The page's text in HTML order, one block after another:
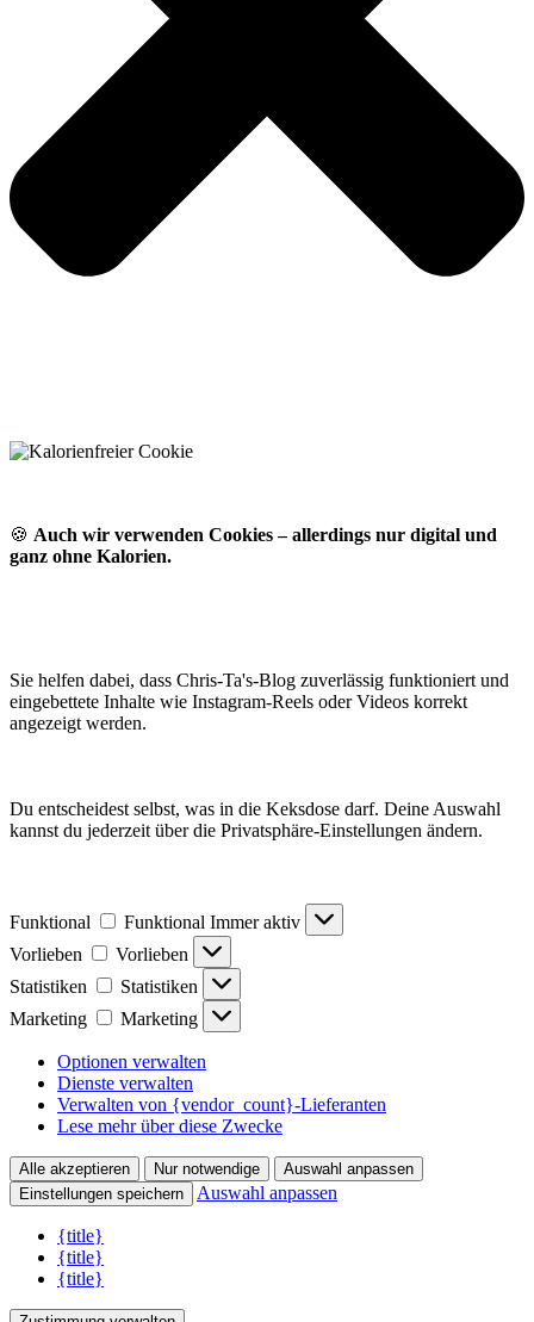
🍪 Auch wir verwenden Cookies – allerdings nur digital und
ganz ohne Kalorien.
Sie helfen dabei, dass Chris-Ta's-Blog zuverlässig funktioniert und
eingebettete Inhalte wie Instagram-Reels oder Videos korrekt
angezeigt werden.
Du entscheidest selbst, was in die Keksdose darf. Deine Auswahl
kannst du jederzeit über die Privatsphäre-Einstellungen ändern.
Funktional Funktional Immer aktiv
Vorlieben
Vorlieben
Statistiken
Statistiken
Marketing
Marketing
Optionen verwalten
Dienste verwalten
Verwalten von {vendor_count}-Lieferanten
Lese mehr über diese Zwecke
Alle akzeptieren Nur notwendige
Auswahl anpassen
Einstellungen speichern
Auswahl anpassen
{title}
{title}
{title}